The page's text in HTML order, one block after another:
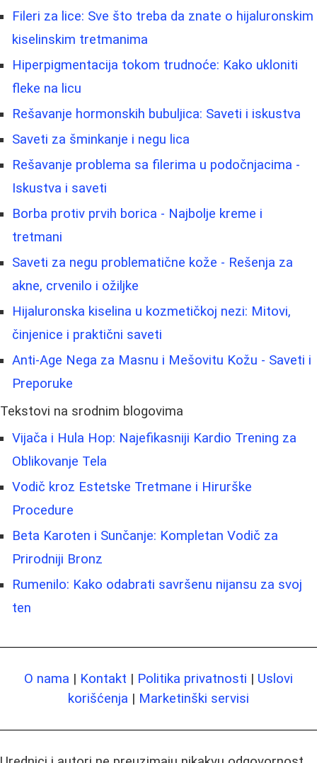
Fileri za lice: Sve što treba da znate o hijaluronskim
kiselinskim tretmanima
Hiperpigmentacija tokom trudnoće: Kako ukloniti
fleke na licu
Rešavanje hormonskih bubuljica: Saveti i iskustva
Saveti za šminkanje i negu lica
Rešavanje problema sa filerima u podočnjacima -
Iskustva i saveti
Borba protiv prvih borica - Najbolje kreme i
tretmani
Saveti za negu problematične kože - Rešenja za
akne, crvenilo i ožiljke
Hijaluronska kiselina u kozmetičkoj nezi: Mitovi,
činjenice i praktični saveti
Anti-Age Nega za Masnu i Mešovitu Kožu - Saveti i
Preporuke
Tekstovi na srodnim blogovima
Vijača i Hula Hop: Najefikasniji Kardio Trening za
Oblikovanje Tela
Vodič kroz Estetske Tretmane i Hirurške
Procedure
Beta Karoten i Sunčanje: Kompletan Vodič za
Prirodniji Bronz
Rumenilo: Kako odabrati savršenu nijansu za svoj
ten
O nama | Kontakt | Politika privatnosti | Uslovi
korišćenja | Marketinški servisi